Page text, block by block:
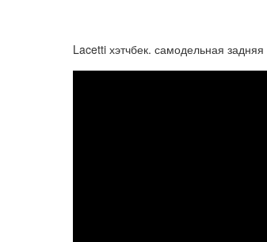
Lacetti хэтчбек. самодельная задняя